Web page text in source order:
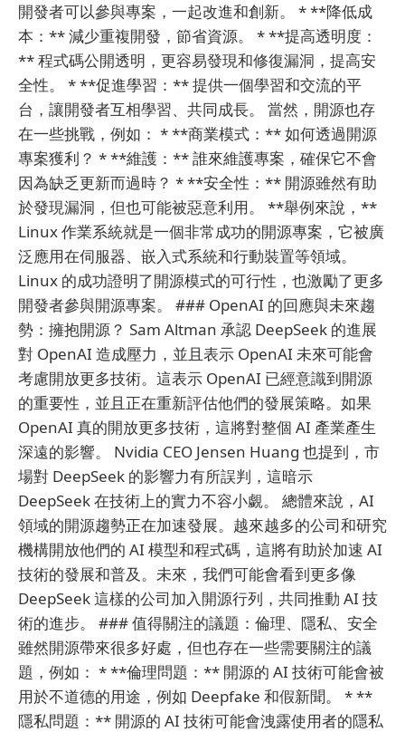
開發者可以參與專案，一起改進和創新。 * **降低成
本：** 減少重複開發，節省資源。 * **提高透明度：
** 程式碼公開透明，更容易發現和修復漏洞，提高安
全性。 * **促進學習：** 提供一個學習和交流的平
台，讓開發者互相學習、共同成長。 當然，開源也存
在一些挑戰，例如： * **商業模式：** 如何透過開源
專案獲利？ * **維護：** 誰來維護專案，確保它不會
因為缺乏更新而過時？ * **安全性：** 開源雖然有助
於發現漏洞，但也可能被惡意利用。 **舉例來說，**
Linux 作業系統就是一個非常成功的開源專案，它被廣
泛應用在伺服器、嵌入式系統和行動裝置等領域。
Linux 的成功證明了開源模式的可行性，也激勵了更多
開發者參與開源專案。 ### OpenAI 的回應與未來趨
勢：擁抱開源？ Sam Altman 承認 DeepSeek 的進展
對 OpenAI 造成壓力，並且表示 OpenAI 未來可能會
考慮開放更多技術。這表示 OpenAI 已經意識到開源
的重要性，並且正在重新評估他們的發展策略。如果
OpenAI 真的開放更多技術，這將對整個 AI 產業產生
深遠的影響。 Nvidia CEO Jensen Huang 也提到，市
場對 DeepSeek 的影響力有所誤判，這暗示
DeepSeek 在技術上的實力不容小覷。 總體來說，AI
領域的開源趨勢正在加速發展。越來越多的公司和研究
機構開放他們的 AI 模型和程式碼，這將有助於加速 AI
技術的發展和普及。未來，我們可能會看到更多像
DeepSeek 這樣的公司加入開源行列，共同推動 AI 技
術的進步。 ### 值得關注的議題：倫理、隱私、安全
雖然開源帶來很多好處，但也存在一些需要關注的議
題，例如： * **倫理問題：** 開源的 AI 技術可能會被
用於不道德的用途，例如 Deepfake 和假新聞。 * **
隱私問題：** 開源的 AI 技術可能會洩露使用者的隱私